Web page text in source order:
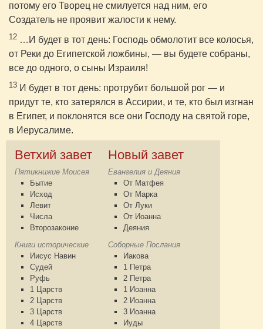
потому его Творец не смилуется над ним, его
Создатель не проявит жалости к нему.
12 …И будет в тот день: Господь обмолотит все колосья,
от Реки до Египетской ложбины, — вы будете собраны,
все до одного, о сыны Израиля!
13 И будет в тот день: протрубит большой рог — и
придут те, кто затерялся в Ассирии, и те, кто был изгнан
в Египет, и поклонятся все они Господу на святой горе,
в Иерусалиме.
Ветхий завет
Пятикнижие Моисея
Бытие
Исход
Левит
Числа
Второзаконие
Книги исторические
Иисус Навин
Судей
Руфь
1 Царств
2 Царств
3 Царств
4 Царств
Новый завет
Евангелия и Деяния
От Матфея
От Марка
От Луки
От Иоанна
Деяния
Соборные Послания
Иакова
1 Петра
2 Петра
1 Иоанна
2 Иоанна
3 Иоанна
Иуды